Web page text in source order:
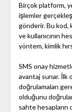
Birçok platform,
işlemler
gönderir. Bu kod,
ve kullanıcının
yöntem, kimlik
SMS onay
avantaj sunar. İlk
doğrulamaları
olduğunu
sahte hesapların